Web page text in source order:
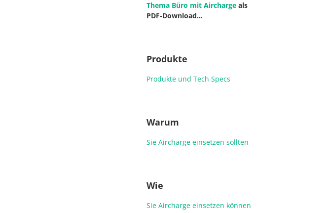
Thema Büro mit Aircharge als
PDF-Download…
Produkte
Produkte und Tech Specs
Warum
Sie Aircharge einsetzen sollten
Wie
Sie Aircharge einsetzen können